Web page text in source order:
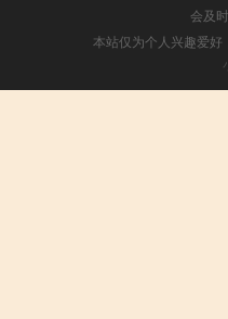
会及
本站仅为个人兴趣爱好